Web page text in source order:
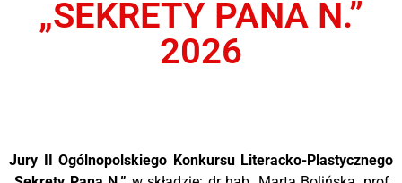
„SEKRETY PANA N.”
2026
Jury II Ogólnopolskiego Konkursu Literacko-Plastycznego